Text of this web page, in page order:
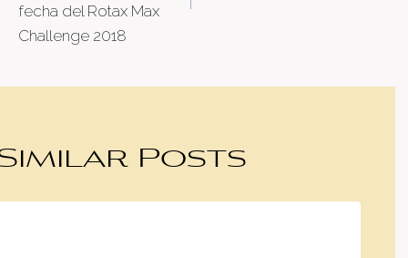
fecha del Rotax Max
Challenge 2018
Posts